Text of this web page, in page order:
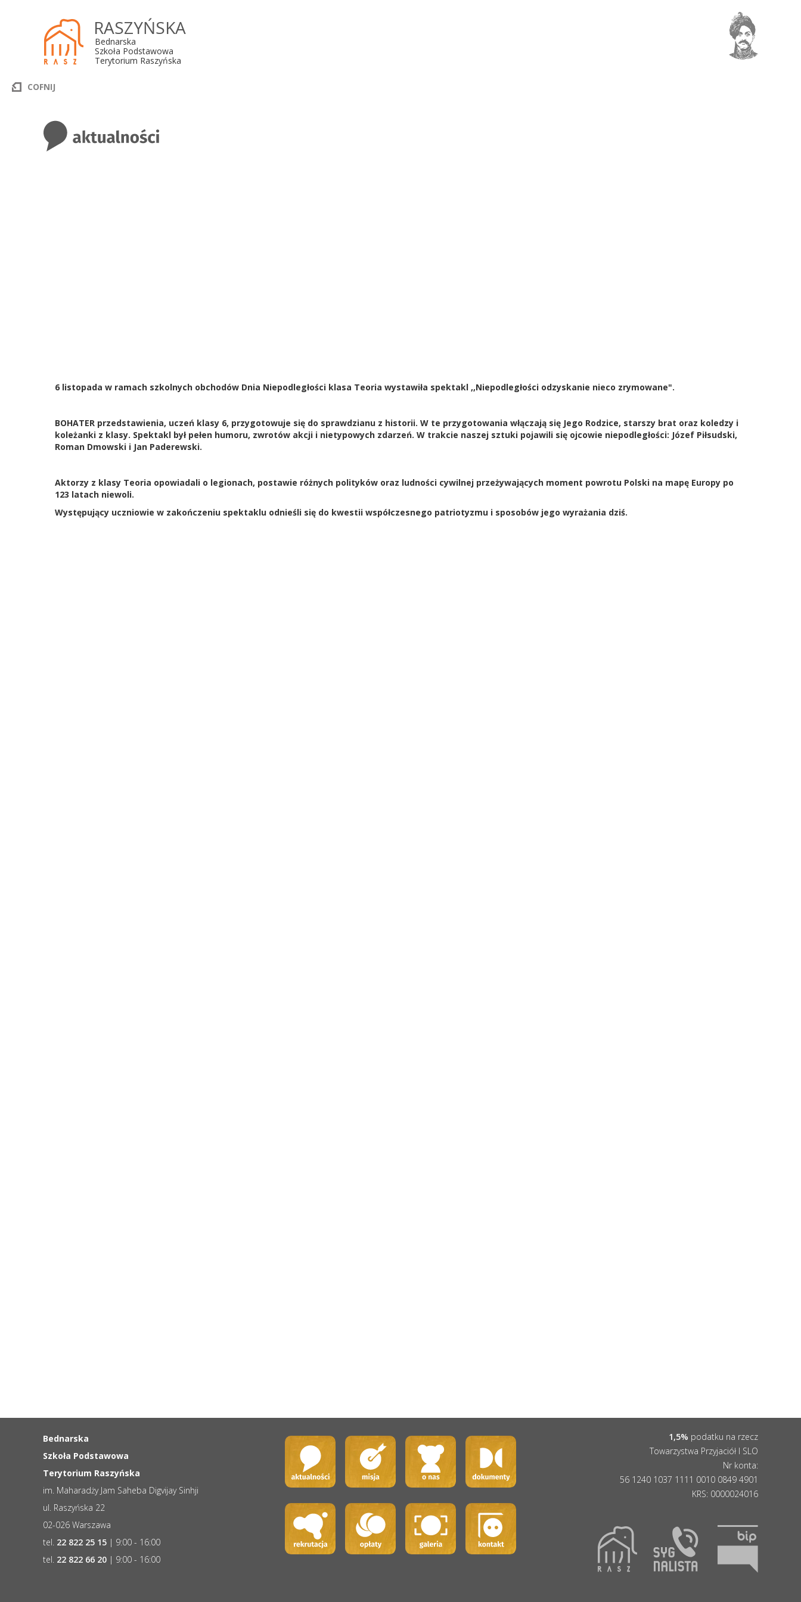
RASZYŃSKA
Bednarska
Szkoła Podstawowa
Terytorium Raszyńska
COFNIJ
6 listopada w ramach szkolnych obchodów Dnia Niepodległości klasa Teoria wystawiła spektakl ,,Niepodległości odzyskanie nieco zrymowane".
BOHATER przedstawienia, uczeń klasy 6, przygotowuje się do sprawdzianu z historii. W te przygotowania włączają się Jego Rodzice, starszy brat oraz koledzy i
koleżanki z klasy. Spektakl był pełen humoru, zwrotów akcji i nietypowych zdarzeń. W trakcie naszej sztuki pojawili się ojcowie niepodległości: Józef Piłsudski,
Roman Dmowski i Jan Paderewski.
Aktorzy z klasy Teoria opowiadali o legionach, postawie różnych polityków oraz ludności cywilnej przeżywających moment powrotu Polski na mapę Europy po
123 latach niewoli.
Występujący uczniowie w zakończeniu spektaklu odnieśli się do kwestii współczesnego patriotyzmu i sposobów jego wyrażania dziś.
Bednarska
Szkoła Podstawowa
Terytorium Raszyńska
im. Maharadży Jam Saheba Digvijay Sinhji
ul. Raszyńska 22
02-026 Warszawa
tel. 22 822 25 15 | 9:00 - 16:00
tel. 22 822 66 20 | 9:00 - 16:00
1,5% podatku na rzecz
Towarzystwa Przyjaciół I SLO
Nr konta:
56 1240 1037 1111 0010 0849 4901
KRS: 0000024016